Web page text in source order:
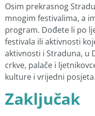
Osim prekrasnog
mnogim festivalima, a
program. Dođete li po
festivala ili aktivnosti
aktivnosti i Straduna, u
crkve, palače i
kulture i vrijedni posjeta.
Zaključak